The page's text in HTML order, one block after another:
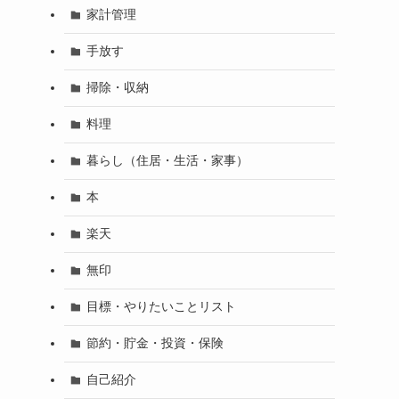
家計管理
手放す
掃除・収納
料理
暮らし（住居・生活・家事）
本
楽天
無印
目標・やりたいことリスト
節約・貯金・投資・保険
自己紹介